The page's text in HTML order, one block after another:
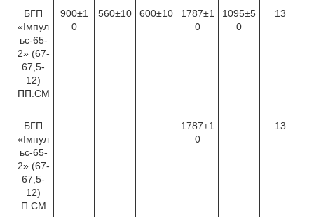
БГП
«Імпул
ьс-65-
2» (67-
67,5-
12)
ПП.СМ
900±1
0
560±10 600±10
1787±1
0
1095±5
0
13
БГП
«Імпул
ьс-65-
2» (67-
67,5-
12)
П.СМ
1787±1
0
13